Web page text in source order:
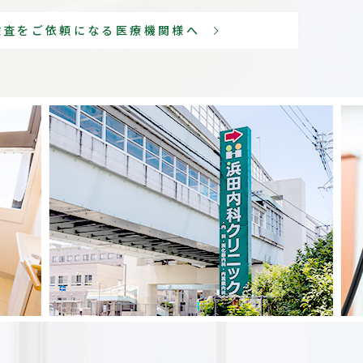
をご依頼になる医療機関様へ